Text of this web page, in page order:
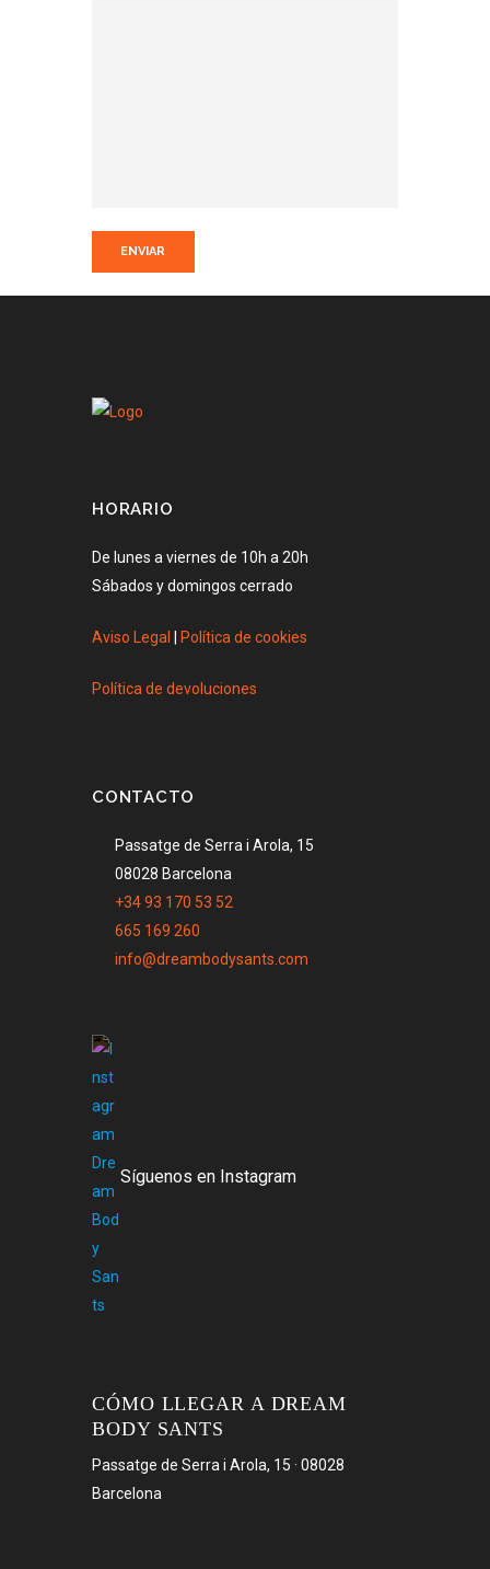
HORARIO
De lunes a viernes de 10h a 20h
Sábados y domingos cerrado
Aviso Legal Política de cookies
Política de devoluciones
CONTACTO
Passatge de Serra i Arola, 15
08028 Barcelona
+34 93 170 53 52
665 169 260
info@dreambodysants.com
Síguenos en Instagram
CÓMO LLEGAR A DREAM
BODY SANTS
Passatge de Serra i Arola, 15 · 08028
Barcelona